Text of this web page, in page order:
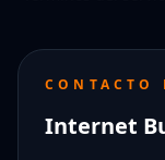
CONTACTO
Internet